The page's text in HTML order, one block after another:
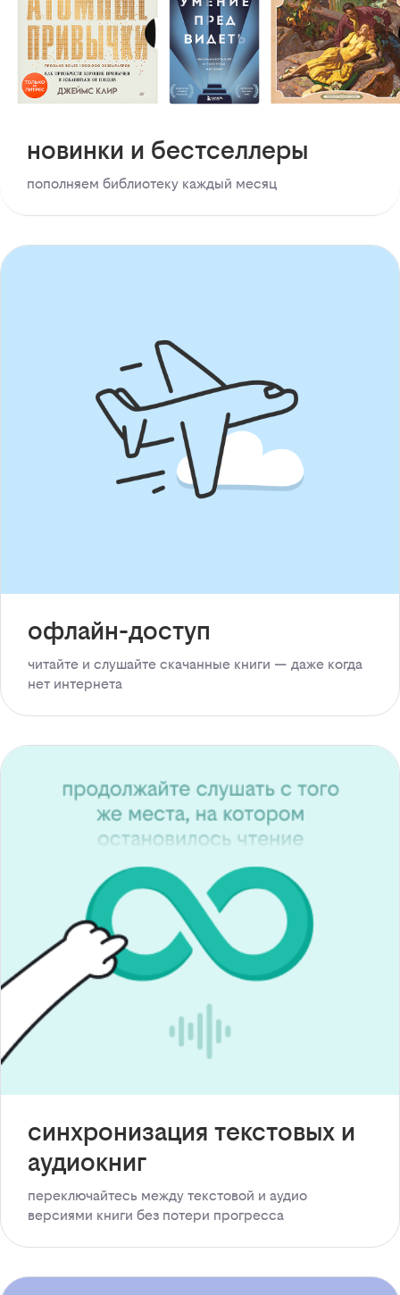
новинки и бестселлеры
пополняем библиотеку каждый месяц
офлайн-доступ
читайте и слушайте скачанные книги — даже когда
нет интернета
синхронизация текстовых и
аудиокниг
переключайтесь между текстовой и аудио
версиями книги без потери прогресса